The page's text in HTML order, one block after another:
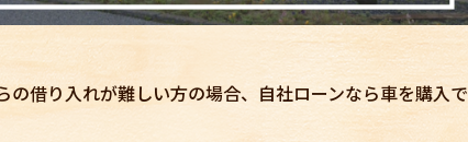
借り入れが難しい方の場合、自社ローンなら車を購入で